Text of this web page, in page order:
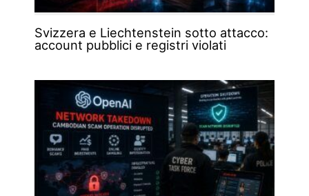
Svizzera e Liechtenstein sotto attacco:
account pubblici e registri violati